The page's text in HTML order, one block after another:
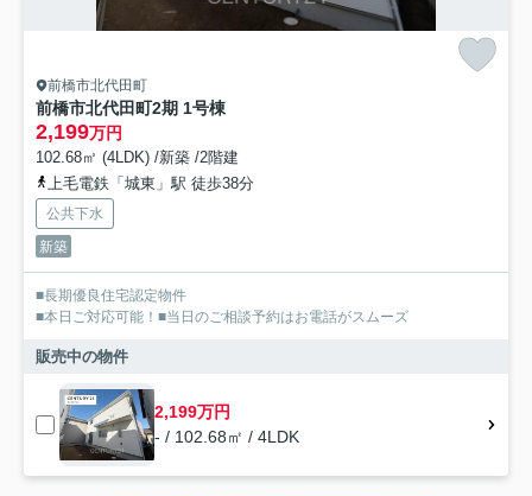
前橋市北代田町
前橋市北代田町2期 1号棟
2,199万円
102.68㎡ (4LDK) /新築 /2階建
上毛電鉄「城東」駅 徒歩38分
公共下水
新築
■長期優良住宅認定物件
■本日ご対応可能！■当日のご相談予約はお電話がスムーズ
販売中の物件
2,199万円
- / 102.68㎡ / 4LDK